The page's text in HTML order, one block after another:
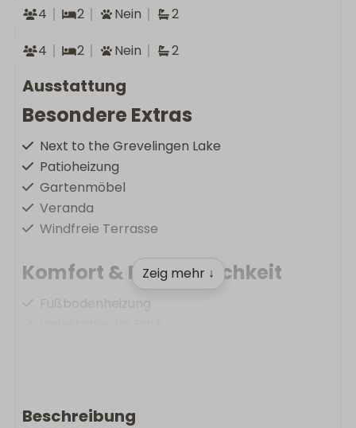
4 2 Nein
2
4
2 Nein 2
Ausstattung
Besondere Extras
Next to the Grevelingen Lake
Patioheizung
Gartenmöbel
Veranda
Windfreie Terrasse
Komfort & Bequemlichkeit
Fußbodenheizung
Wäschetrockner
Zeig mehr ↓
Beschreibung